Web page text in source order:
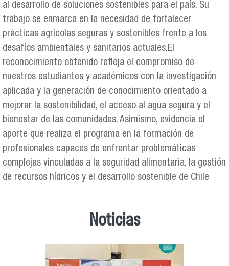
al desarrollo de soluciones sostenibles para el país. Su
trabajo se enmarca en la necesidad de fortalecer
prácticas agrícolas seguras y sostenibles frente a los
desafíos ambientales y sanitarios actuales.El
reconocimiento obtenido refleja el compromiso de
nuestros estudiantes y académicos con la investigación
aplicada y la generación de conocimiento orientado a
mejorar la sostenibilidad, el acceso al agua segura y el
bienestar de las comunidades. Asimismo, evidencia el
aporte que realiza el programa en la formación de
profesionales capaces de enfrentar problemáticas
complejas vinculadas a la seguridad alimentaria, la gestión
de recursos hídricos y el desarrollo sostenible de Chile
Noticias